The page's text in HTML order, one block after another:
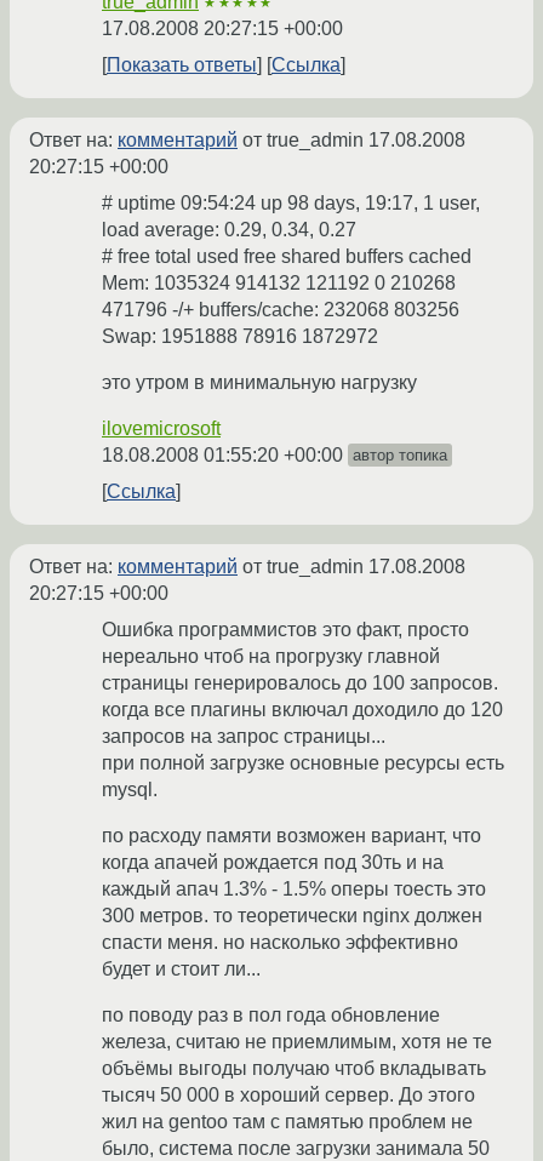
★★★★★
17.08.2008 20:27:15 +00:00
Показать ответы
Ссылка
Ответ на: комментарий от true_admin 17.08.2008
20:27:15 +00:00
# uptime 09:54:24 up 98 days, 19:17, 1 user,
load average: 0.29, 0.34, 0.27
# free total used free shared buffers cached
Mem: 1035324 914132 121192 0 210268
471796 -/+ buffers/cache: 232068 803256
Swap: 1951888 78916 1872972
это утром в минимальную нагрузку
ilovemicrosoft
18.08.2008 01:55:20 +00:00 автор топика
Ссылка
Ответ на: комментарий от true_admin 17.08.2008
20:27:15 +00:00
Ошибка программистов это факт, просто
нереально чтоб на прогрузку главной
страницы генерировалось до 100 запросов.
когда все плагины включал доходило до 120
запросов на запрос страницы...
при полной загрузке основные ресурсы есть
mysql.
по расходу памяти возможен вариант, что
когда апачей рождается под 30ть и на
каждый апач 1.3% - 1.5% оперы тоесть это
300 метров. то теоретически nginx должен
спасти меня. но насколько эффективно
будет и стоит ли...
по поводу раз в пол года обновление
железа, считаю не приемлимым, хотя не те
объёмы выгоды получаю чтоб вкладывать
тысяч 50 000 в хороший сервер. До этого
жил на gentoo там с памятью проблем не
было, система после загрузки занимала 50